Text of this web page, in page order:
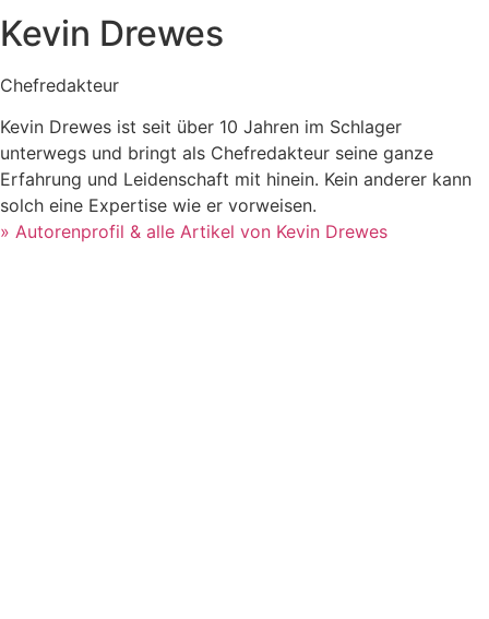
Kevin Drewes
Chefredakteur
Kevin Drewes ist seit über 10 Jahren im Schlager
unterwegs und bringt als Chefredakteur seine ganze
Erfahrung und Leidenschaft mit hinein. Kein anderer kann
solch eine Expertise wie er vorweisen.
» Autorenprofil & alle Artikel von Kevin Drewes